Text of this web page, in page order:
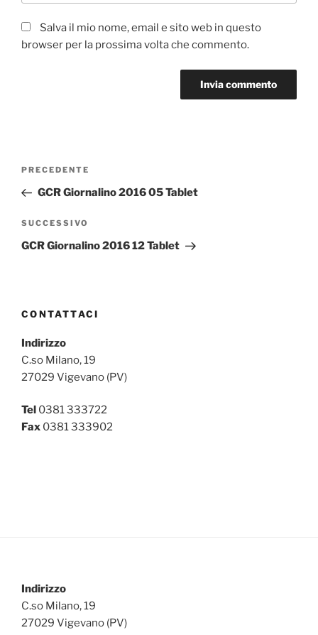
Salva il mio nome, email e sito web in questo
browser per la prossima volta che commento.
Navigazione
Articolo
precedente:
PRECEDENTE
GCR Giornalino 2016 05 Tablet
Articolo
successivo
SUCCESSIVO
GCR Giornalino 2016 12 Tablet
CONTATTACI
Indirizzo
C.so Milano, 19
27029 Vigevano (PV)
Tel 0381 333722
Fax 0381 333902
Indirizzo
C.so Milano, 19
27029 Vigevano (PV)